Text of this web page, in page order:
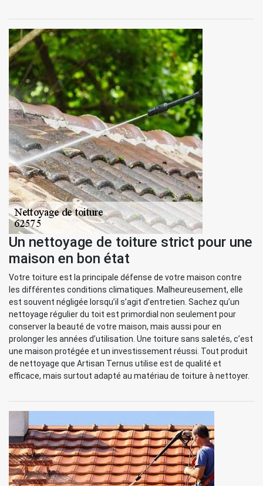
Un nettoyage de toiture strict pour une
maison en bon état
Votre toiture est la principale défense de votre maison contre
les différentes conditions climatiques. Malheureusement, elle
est souvent négligée lorsqu’il s’agit d’entretien. Sachez qu’un
nettoyage régulier du toit est primordial non seulement pour
conserver la beauté de votre maison, mais aussi pour en
prolonger les années d’utilisation. Une toiture sans saletés, c’est
une maison protégée et un investissement réussi. Tout produit
de nettoyage que Artisan Ternus utilise est de qualité et
efficace, mais surtout adapté au matériau de toiture à nettoyer.